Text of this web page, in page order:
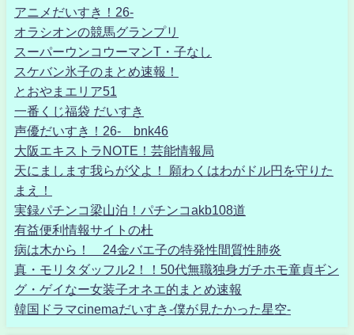
アニメだいすき！26-
オラシオンの競馬グランプリ
スーパーウンコウーマンT・子なし
スケバン氷子のまとめ速報！
とおやまエリア51
一番くじ福袋 だいすき
声優だいすき！26- bnk46
大阪エキストラNOTE！芸能情報局
天にまします我らが父よ！ 願わくはわがドル円を守りた
まえ！
実録パチンコ梁山泊！パチンコakb108道
有益便利情報サイトの杜
病は木から！ 24金バエ子の特発性間質性肺炎
真・モリタダッフル2！！50代無職独身ガチホモ童貞ギン
グ・ゲイなー女装子オネエ的まとめ速報
韓国ドラマcinemaだいすき-僕が見たかった星空-